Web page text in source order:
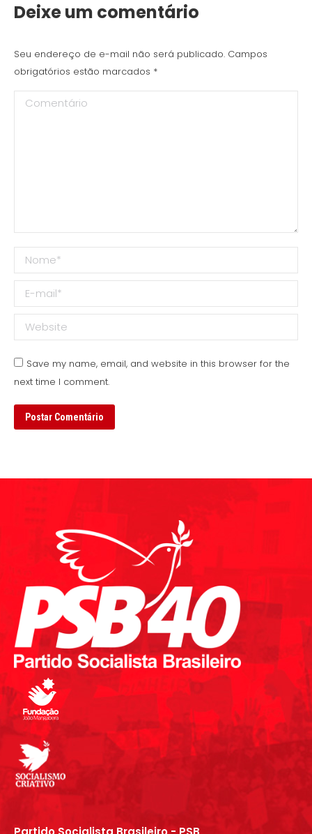
Deixe um comentário
Seu endereço de e-mail não será publicado. Campos
obrigatórios estão marcados *
Comentário
Nome *
E-mail *
Website
Save my name, email, and website in this browser for the
next time I comment.
Postar Comentário